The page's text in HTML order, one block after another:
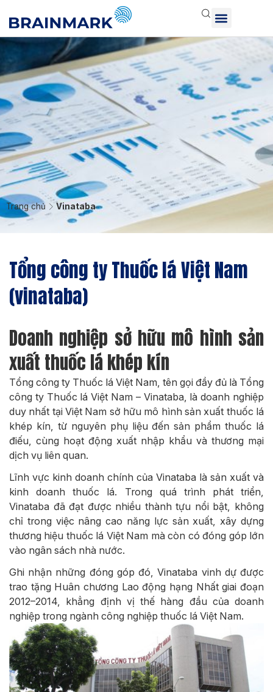
Trang chủ Vinataba
Tổng công ty Thuốc lá Việt Nam
(vinataba)
Doanh nghiệp sở hữu mô hình sản
xuất thuốc lá khép kín
Tổng công ty Thuốc lá Việt Nam, tên gọi đầy đủ là Tổng
công ty Thuốc lá Việt Nam – Vinataba, là doanh nghiệp
duy nhất tại Việt Nam sở hữu mô hình sản xuất thuốc lá
khép kín, từ nguyên phụ liệu đến sản phẩm thuốc lá
điếu, cùng hoạt động xuất nhập khẩu và thương mại
dịch vụ liên quan.
Lĩnh vực kinh doanh chính của Vinataba là sản xuất và
kinh doanh thuốc lá. Trong quá trình phát triển,
Vinataba đã đạt được nhiều thành tựu nổi bật, không
chỉ trong việc nâng cao năng lực sản xuất, xây dựng
thương hiệu thuốc lá Việt Nam mà còn có đóng góp lớn
vào ngân sách nhà nước.
Ghi nhận những đóng góp đó, Vinataba vinh dự được
trao tặng Huân chương Lao động hạng Nhất giai đoạn
2012–2014, khẳng định vị thế hàng đầu của doanh
nghiệp trong ngành công nghiệp thuốc lá Việt Nam.